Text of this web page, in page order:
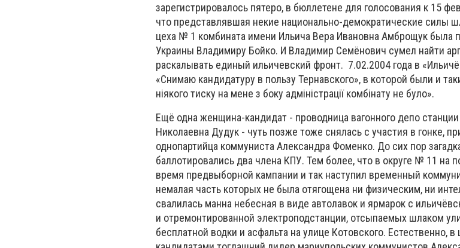
зарегистрировалось пятеро, в бюллетене для голосования к 15
что представлявшая некие национально-демократические силы
цеха № 1 комбината имени Ильича Вера Ивановна Амброщук была
Украины Владимиру Бойко. И Владимир Семёнович сумел найти
раскалывать единый ильичевский фронт. 7.02.2004 года в
«Снимаю кандидатуру в пользу Тернавского», в которой были и
ніякого тиску на мене з боку адміністрації комбінату не було».
Ещё одна женщина-кандидат - проводница вагонного депо
Николаевна Дудук - чуть позже тоже снялась с участия в гонке,
однопартийца коммуниста Александра Фоменко. До сих пор
баллотировались два члена КПУ. Тем более, что в округе № 11 на
время предвыборной кампании и так наступил временный
немалая часть которых не была отягощена ни физическим, ни
свалилась манна небесная в виде автолавок и ярмарок с
и отремонтированной электроподстанции, отсыпаемых шлаком
бесплатной водки и асфальта на улице Котовского.